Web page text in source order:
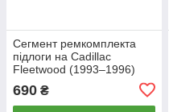
Сегмент ремкомплекта
підлоги на Cadillac
Fleetwood (1993–1996)
690 ₴